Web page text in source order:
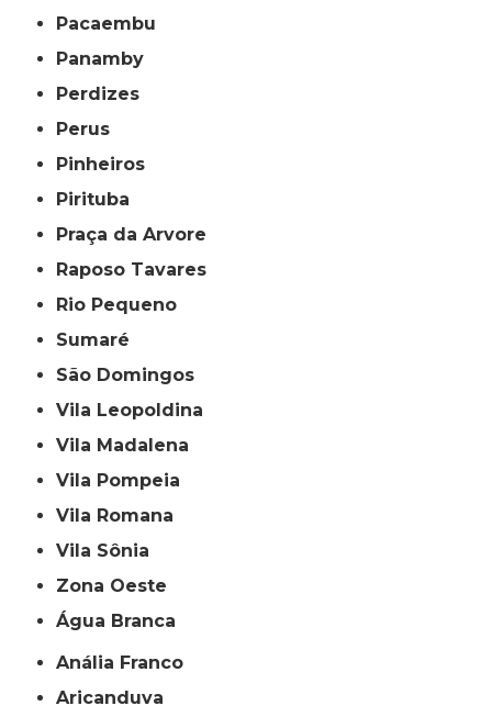
Pacaembu
Panamby
Perdizes
Perus
Pinheiros
Pirituba
Praça da Arvore
Raposo Tavares
Rio Pequeno
Sumaré
São Domingos
Vila Leopoldina
Vila Madalena
Vila Pompeia
Vila Romana
Vila Sônia
Zona Oeste
Água Branca
Anália Franco
Aricanduva